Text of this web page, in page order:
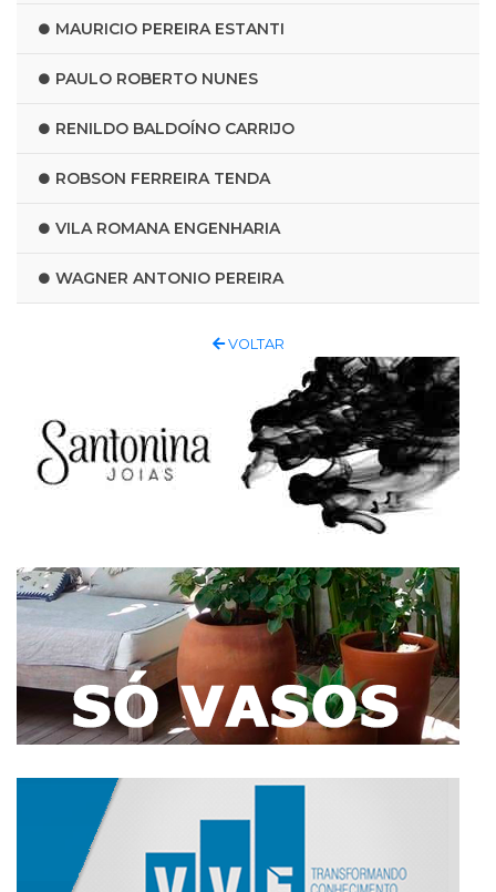
MAURICIO PEREIRA ESTANTI
PAULO ROBERTO NUNES
RENILDO BALDOÍNO CARRIJO
ROBSON FERREIRA TENDA
VILA ROMANA ENGENHARIA
WAGNER ANTONIO PEREIRA
VOLTAR